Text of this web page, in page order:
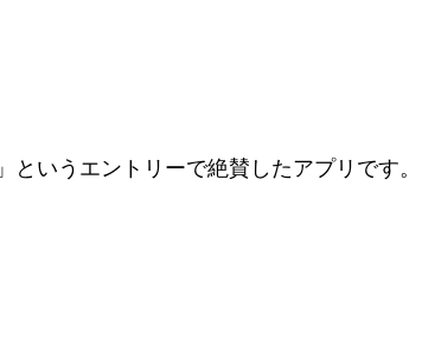
」というエントリーで絶賛したアプリです。